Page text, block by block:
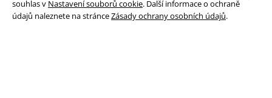
souhlas v Nastavení souborů cookie. Další informace o ochraně
údajů naleznete na stránceZásady ochrany osobních údajů.
Náš zákaznický servis je tu pro vás